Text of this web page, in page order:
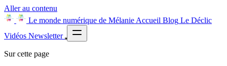
Aller au contenu
Le monde numérique de Mélanie Accueil Blog Le Déclic
Vidéos Newsletter
Sur cette page